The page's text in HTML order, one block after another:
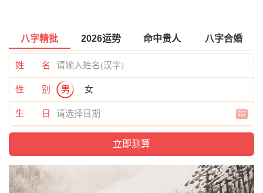
八字精批 2026运势 命中贵人 八字合婚
姓 名
性 别 男 女
生 日